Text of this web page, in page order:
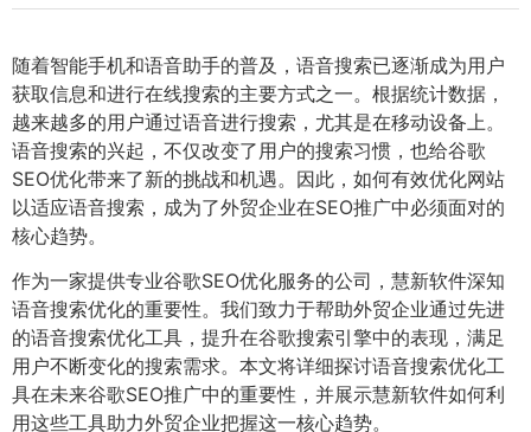
随着智能手机和语音助手的普及，语音搜索已逐渐成为用户
获取信息和进行在线搜索的主要方式之一。根据统计数据，
越来越多的用户通过语音进行搜索，尤其是在移动设备上。
语音搜索的兴起，不仅改变了用户的搜索习惯，也给谷歌
SEO优化带来了新的挑战和机遇。因此，如何有效优化网站
以适应语音搜索，成为了外贸企业在SEO推广中必须面对的
核心趋势。
作为一家提供专业谷歌SEO优化服务的公司，慧新软件深知
语音搜索优化的重要性。我们致力于帮助外贸企业通过先进
的语音搜索优化工具，提升在谷歌搜索引擎中的表现，满足
用户不断变化的搜索需求。本文将详细探讨语音搜索优化工
具在未来谷歌SEO推广中的重要性，并展示慧新软件如何利
用这些工具助力外贸企业把握这一核心趋势。